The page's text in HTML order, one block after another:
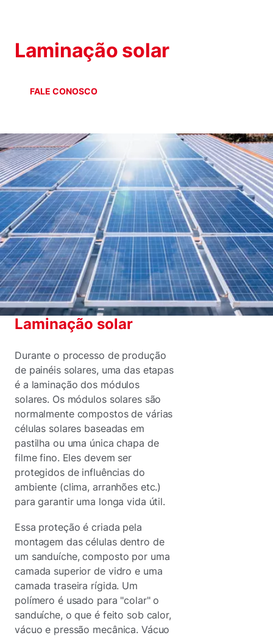
Laminação solar
FALE CONOSCO
Laminação solar
Durante o processo de produção
de painéis solares, uma das etapas
é a laminação dos módulos
solares. Os módulos solares são
normalmente compostos de várias
células solares baseadas em
pastilha ou uma única chapa de
filme fino. Eles devem ser
protegidos de influências do
ambiente (clima, arranhões etc.)
para garantir uma longa vida útil.
Essa proteção é criada pela
montagem das células dentro de
um sanduíche, composto por uma
camada superior de vidro e uma
camada traseira rígida. Um
polímero é usado para "colar" o
sanduíche, o que é feito sob calor,
vácuo e pressão mecânica. Vácuo